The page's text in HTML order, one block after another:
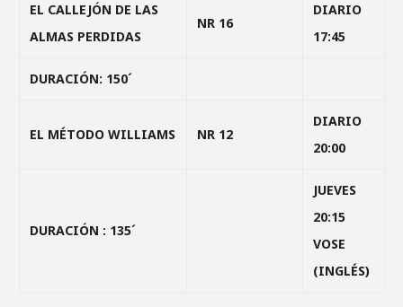
EL CALLEJÓN DE LAS
ALMAS PERDIDAS
NR 16
DIARIO
17:45
DURACIÓN: 150´
EL MÉTODO WILLIAMS NR 12
DIARIO
20:00
DURACIÓN : 135´
JUEVES
20:15
VOSE
(INGLÉS)